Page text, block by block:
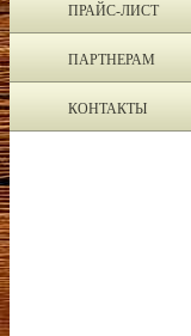
ПРАЙС-ЛИСТ
ПАРТНЕРАМ
КОНТАКТЫ